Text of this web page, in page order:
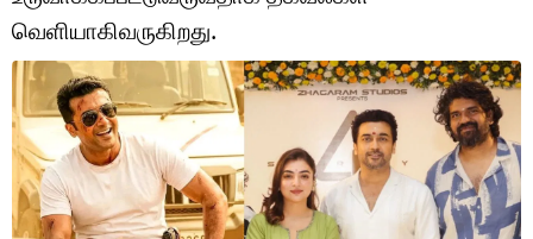
ஹெஃல்த்
ஷார்ட் வீடியோஸ்
வலை கதைகள்
போட்டோ கேலரி
வெளியாகிவருகிறது.